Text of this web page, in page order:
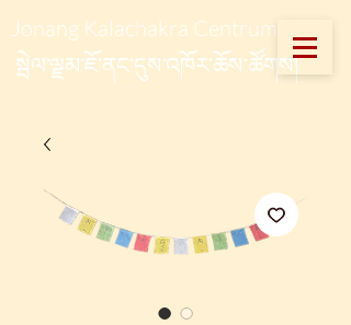
Jonang Kalachakra Centrum
སྦེལ་ལྗམ་ཇོ་ནང་དུས་འཁོར་ཆོས་ཚོགས།